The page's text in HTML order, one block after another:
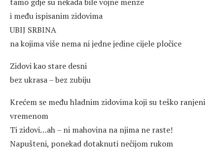
i među ispisanim zidovima
UBIJ SRBINA
na kojima više nema ni jedne jedine cijele pločice
Zidovi kao stare desni
bez ukrasa – bez zubiju
Krećem se među hladnim zidovima koji su teško ranjeni
vremenom
Ti zidovi…ah – ni mahovina na njima ne raste!
Napušteni, ponekad dotaknuti nečijom rukom